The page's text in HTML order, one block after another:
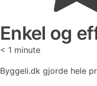
Enkel og
< 1 minute
Byggeli.dk gjorde hele